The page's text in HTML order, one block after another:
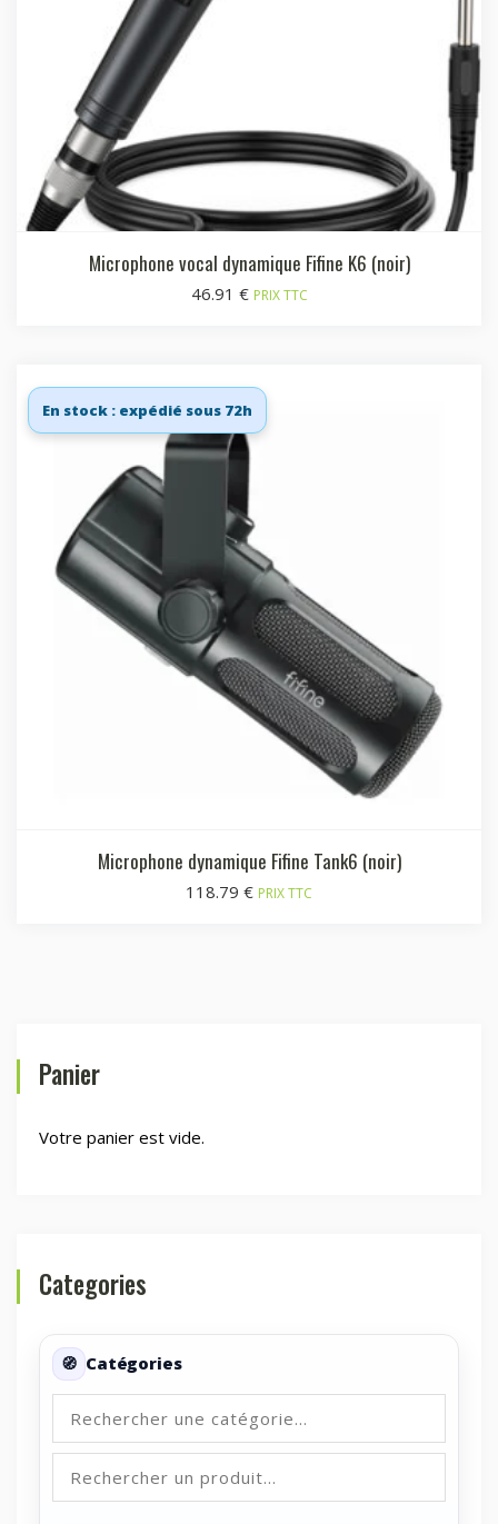
Microphone vocal dynamique Fifine K6 (noir)
46.91 € PRIX TTC
En stock : expédié sous 72h
Microphone dynamique Fifine Tank6 (noir)
118.79 € PRIX TTC
Panier
Votre panier est vide.
Categories
Catégories